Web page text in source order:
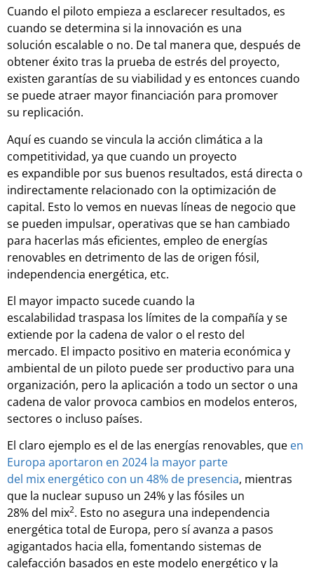
Cuando el piloto empieza a esclarecer resultados, es
cuando se determina si la innovación es una
solución escalable o no. De tal manera que, después de
obtener éxito tras la prueba de estrés del proyecto,
existen garantías de su viabilidad y es entonces cuando
se puede atraer mayor financiación para promover
su replicación.
Aquí es cuando se vincula la acción climática a la
competitividad, ya que cuando un proyecto
es expandible por sus buenos resultados, está directa o
indirectamente relacionado con la optimización de
capital. Esto lo vemos en nuevas líneas de negocio que
se pueden impulsar, operativas que se han cambiado
para hacerlas más eficientes, empleo de energías
renovables en detrimento de las de origen fósil,
independencia energética, etc.
El mayor impacto sucede cuando la
escalabilidad traspasa los límites de la compañía y se
extiende por la cadena de valor o el resto del
mercado. El impacto positivo en materia económica y
ambiental de un piloto puede ser productivo para una
organización, pero la aplicación a todo un sector o una
cadena de valor provoca cambios en modelos enteros,
sectores o incluso países.
El claro ejemplo es el de las energías renovables, que en
Europa aportaron en 2024 la mayor parte
del mix energético con un 48% de presencia, mientras
que la nuclear supuso un 24% y las fósiles un
28% del mix2. Esto no asegura una independencia
energética total de Europa, pero sí avanza a pasos
agigantados hacia ella, fomentando sistemas de
calefacción basados en este modelo energético y la